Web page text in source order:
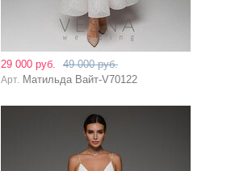
29 000 руб. 49 000 руб.
Арт. Матильда Вайт-V70122